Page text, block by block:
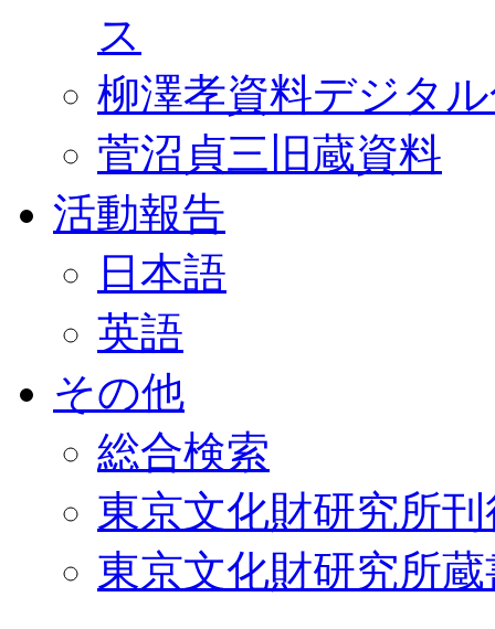
ス
柳澤孝資料デジタ
菅沼貞三旧蔵資料
活動報告
日本語
英語
その他
総合検索
東京文化財研究所
東京文化財研究所